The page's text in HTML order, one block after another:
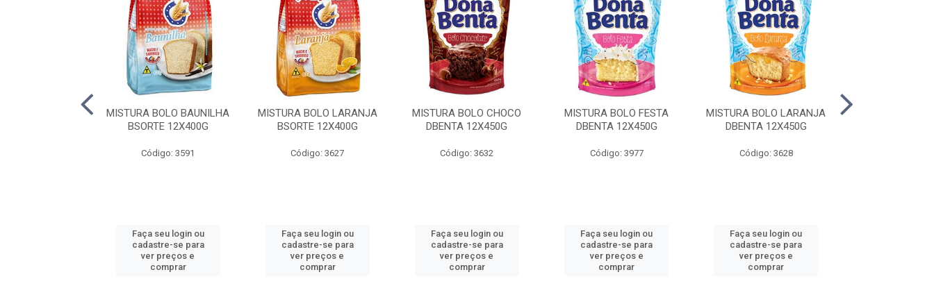
MISTURA BOLO BAUNILHA
BSORTE 12X400G
Código: 3591
Faça seu login ou
cadastre-se para
ver preços e
comprar
MISTURA BOLO LARANJA
BSORTE 12X400G
Código: 3627
Faça seu login ou
cadastre-se para
ver preços e
comprar
MISTURA BOLO CHOCO
DBENTA 12X450G
Código: 3632
Faça seu login ou
cadastre-se para
ver preços e
comprar
MISTURA BOLO FESTA
DBENTA 12X450G
Código: 3977
Faça seu login ou
cadastre-se para
ver preços e
comprar
MISTURA BOLO LARANJA
DBENTA 12X450G
Código: 3628
Faça seu login ou
cadastre-se para
ver preços e
comprar